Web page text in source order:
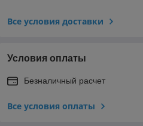
Все условия доставки
Условия оплаты
Безналичный расчет
Все условия оплаты